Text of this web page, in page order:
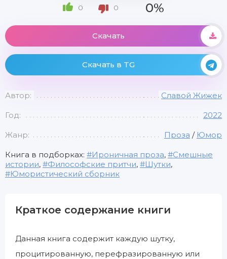
0 0 0%
Скачать
Скачать в TG
Автор: Славой Жижек
Год: 2022
Жанр: Проза / Юмор
Книга в подборках: Ироничная проза,
Смешные
истории, Философские притчи, Шутки,
Юмористический сборник
Краткое содержание книги
Данная книга содержит каждую шутку,
процитированную, перефразированную или